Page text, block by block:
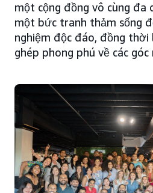
một cộng đồng vô cùng đa
một bức tranh thảm sống
nghiệm độc đáo, đồng
ghép phong phú về các góc